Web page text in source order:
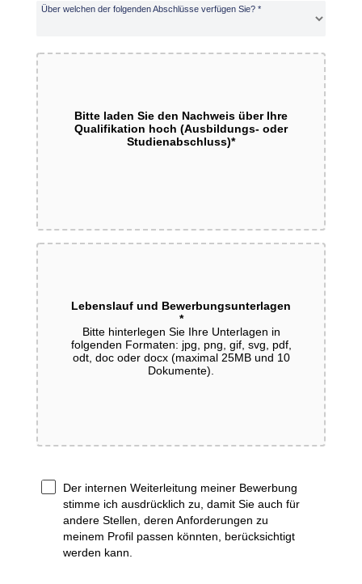
Über welchen der folgenden Abschlüsse verfügen Sie? *
Bitte laden Sie den Nachweis über Ihre
Qualifikation hoch (Ausbildungs- oder
Studienabschluss)*
Lebenslauf und Bewerbungsunterlagen
*
Bitte hinterlegen Sie Ihre Unterlagen in
folgenden Formaten: jpg, png, gif, svg, pdf,
odt, doc oder docx (maximal 25MB und 10
Dokumente).
DATENSCHUTZ UND
Der internen Weiterleitung meiner Bewerbung
stimme ich ausdrücklich zu, damit Sie auch für
andere Stellen, deren Anforderungen zu
meinem Profil passen könnten, berücksichtigt
werden kann.